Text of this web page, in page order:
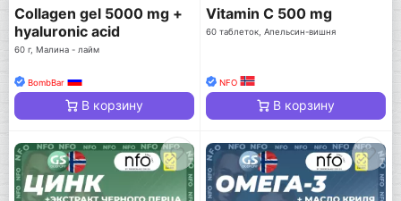
Collagen gel 5000 mg +
hyaluronic acid
60 г, Малина - лайм
BombBar
В корзину
Vitamin C 500 mg
60 таблеток, Апельсин-вишня
NFO
В корзину